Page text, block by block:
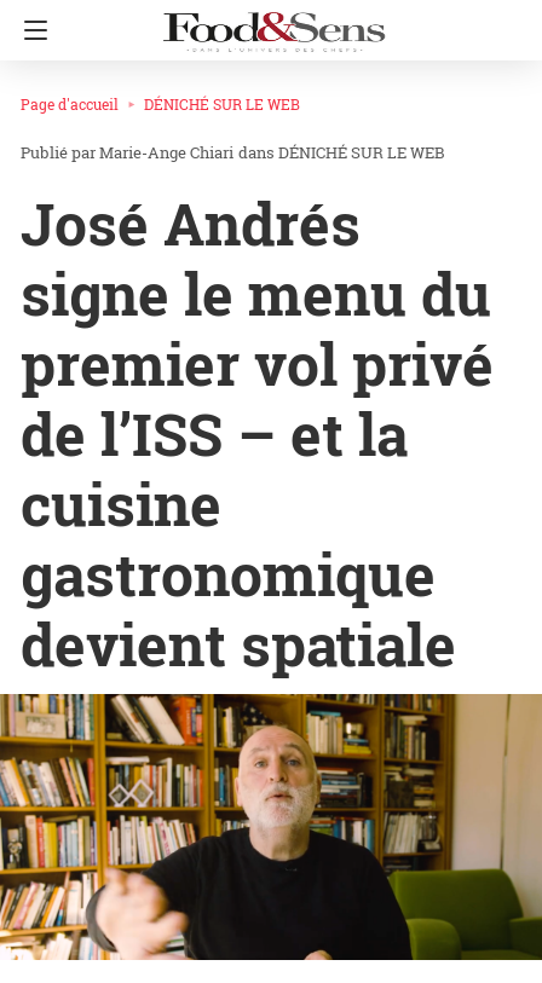
Page d'accueil DÉNICHÉ SUR LE WEB
Marie-Ange Chiari dans DÉNICHÉ SUR LE WEB
José Andrés
signe le menu du
premier vol privé
de l’ISS – et la
cuisine
gastronomique
devient spatiale